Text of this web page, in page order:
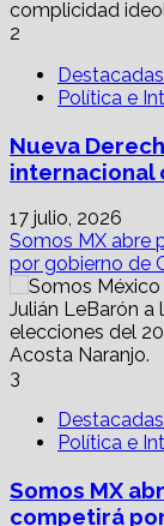
2
Destacadas
Política e
Nueva
internacional
17 julio, 2026
Somos MX abre
por gobierno de
3
Destacadas
Política e
Somos MX
competirá